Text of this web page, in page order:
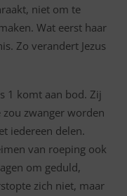
niet om te
Wat eerst haar
Zo verandert Jezus
1 komt aan bod. Zij
zou zwanger worden
iedereen delen.
van roeping ook
om geduld,
zich niet, maar